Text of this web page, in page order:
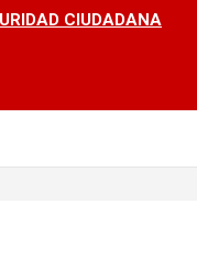
CIUDADANA